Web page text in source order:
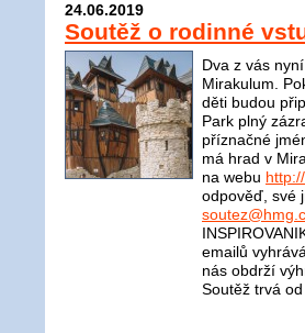
24.06.2019
Soutěž o rodinné
Dva z vás
Mirakulum.
děti budou
Park plný
příznačné
má hrad v
na webu
odpověď, své
emailů
nás obdrží
Soutěž trvá